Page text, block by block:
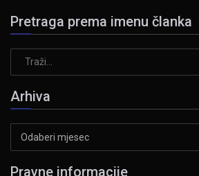
Pretraga prema imenu članka
Arhiva
Pravne informacije